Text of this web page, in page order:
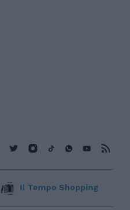
Il Tempo Shopping